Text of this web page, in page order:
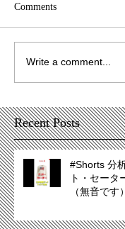
Comments
Write a comment...
Recent Posts
#Shorts 分
ト・セータ
（無音です）